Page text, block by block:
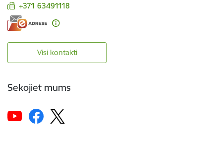
+371 63491118
Visi kontakti
Sekojiet mums